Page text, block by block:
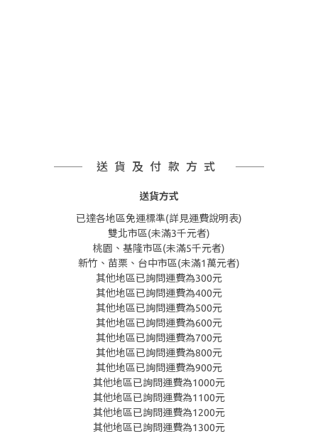
送貨及付款方式
送貨方式
已達各地區免運標準(詳見運費說明表)
雙北市區(未滿3千元者)
桃園、基隆市區(未滿5千元者)
新竹、苗栗、台中市區(未滿1萬元者)
其他地區已詢問運費為300元
其他地區已詢問運費為400元
其他地區已詢問運費為500元
其他地區已詢問運費為600元
其他地區已詢問運費為700元
其他地區已詢問運費為800元
其他地區已詢問運費為900元
其他地區已詢問運費為1000元
其他地區已詢問運費為1100元
其他地區已詢問運費為1200元
其他地區已詢問運費為1300元